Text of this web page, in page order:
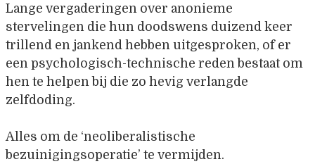
Lange vergaderingen over anonieme
stervelingen die hun doodswens duizend keer
trillend en jankend hebben uitgesproken, of er
een psychologisch-technische reden bestaat om
hen te helpen bij die zo hevig verlangde
zelfdoding.
Alles om de ‘neoliberalistische
bezuinigingsoperatie’ te vermijden.